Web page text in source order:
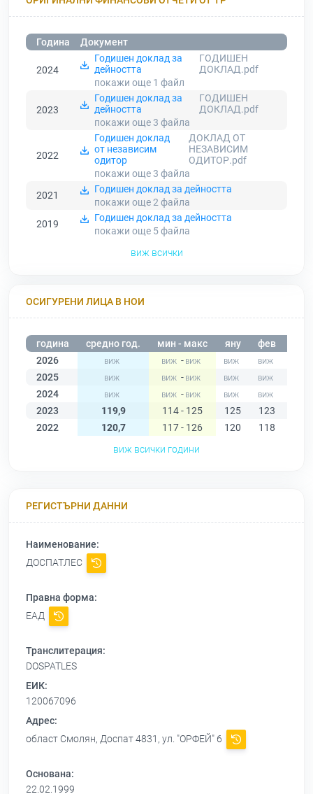
Година Документ
2024
Годишен доклад за
дейността
ГОДИШЕН
ДОКЛАД.pdf
покажи още 1 файл
2023
Годишен доклад за
дейността
ГОДИШЕН
ДОКЛАД.pdf
покажи още 3 файла
2022
Годишен доклад
от независим
одитор
ДОКЛАД ОТ
НЕЗАВИСИМ
ОДИТОР.pdf
покажи още 3 файла
2021
Годишен доклад за дейността
покажи още 2файла
2019
Годишен доклад за дейността
покажи още 5файла
виж всички
ОСИГУРЕНИ ЛИЦА В НОИ
година средно год. мин - макс яну фев
2026
-
2025
-
2024
-
2023
119,9 114 - 125 125 123
2022
120,7 117 - 126 120 118
виж всички години
РЕГИСТЪРНИ ДАННИ
Наименование:
ДОСПАТЛЕС
Правна форма:
ЕАД
Транслитерация:
DOSPATLES
ЕИК:
120067096
Адрес:
област Смолян, Доспат 4831, ул. "ОРФЕЙ" 6
Основана:
22.02.1999